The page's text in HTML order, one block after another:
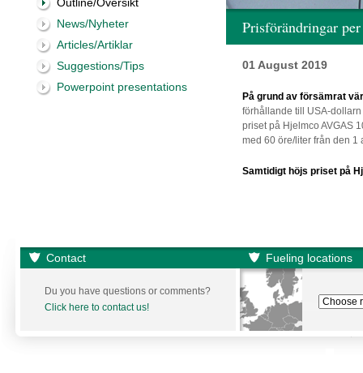
News/Nyheter
Articles/Artiklar
Suggestions/Tips
Powerpoint presentations
Prisförändringar
01 August 2019
På grund av försämrat
förhållande till USA-
priset på Hjelmco AVGAS
med 60 öre/liter från den 1
Samtidigt höjs priset på
Contact Fueling locations
Du you have questions or comments?
Click here to contact us!